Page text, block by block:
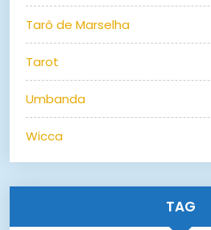
Tarô de Marselha
Tarot
Umbanda
Wicca
TAG